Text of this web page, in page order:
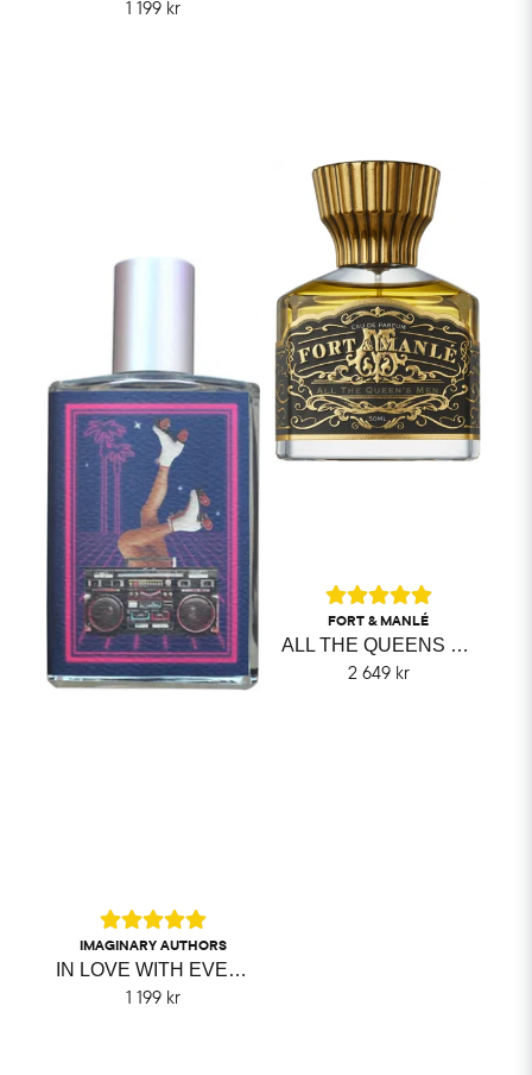
1 199 kr
IMAGINARY AUTHORS
IN LOVE WITH EVERYTHING IMAGINARY AUTHORS
1 199 kr
FORT & MANLÉ
ALL THE QUEENS MEN FORT & MANLÉ
2 649 kr